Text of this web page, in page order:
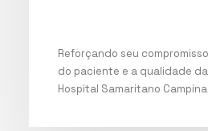
Reforçando seu
do paciente e a qualidade
Hospital Samaritano